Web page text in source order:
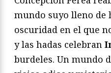
mundo suyo lleno de
oscuridad en el que
y las hadas celebran
burdeles. Un mundo